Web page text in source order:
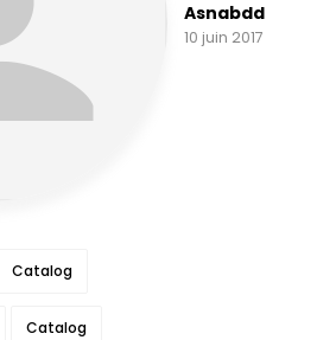
Asnabdd
10 juin 2017
Catalog
Catalog